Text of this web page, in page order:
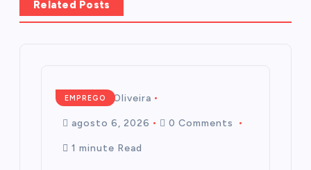
Related Posts
EMPREGO
Mairim de Oliveira
agosto 6, 2026 0 Comments
1 minute Read